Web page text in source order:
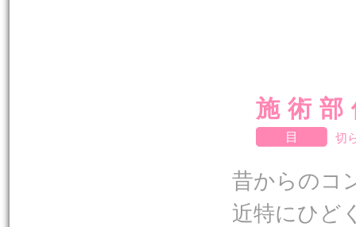
施術
目 切
昔からのコ
近特にひど